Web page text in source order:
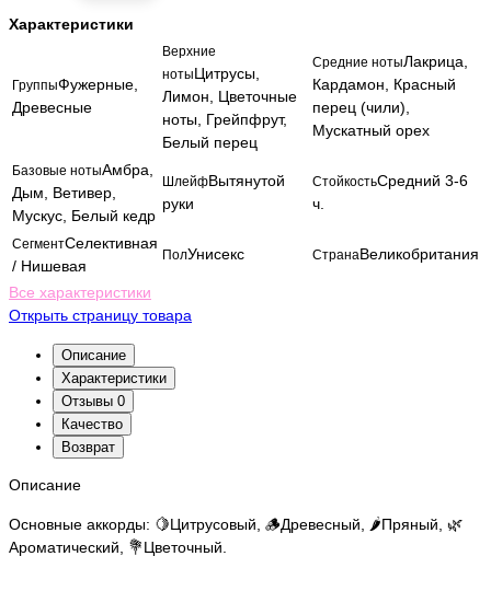
Характеристики
ГруппыФужерные,
Древесные
Верхние
нотыЦитрусы,
Лимон, Цветочные
ноты, Грейпфрут,
Белый перец
Средние нотыЛакрица,
Кардамон, Красный
перец (чили),
Мускатный орех
Базовые нотыАмбра,
Дым, Ветивер,
Мускус, Белый кедр
ШлейфВытянутой
руки
СтойкостьСредний 3-6
ч.
СегментСелективная
/ Нишевая
ПолУнисекс СтранаВеликобритания
Все характеристики
Открыть страницу товара
Описание
Характеристики
Отзывы 0
Качество
Возврат
Описание
Основные аккорды: 🍋Цитрусовый, 🪵Древесный, 🌶️Пряный, 🌿
Ароматический, 💐Цветочный.